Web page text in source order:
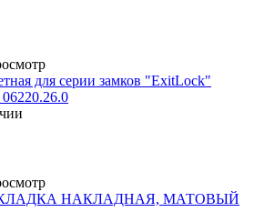
для серии замков "ExitLock"
НАКЛАДНАЯ, МАТОВЫЙ